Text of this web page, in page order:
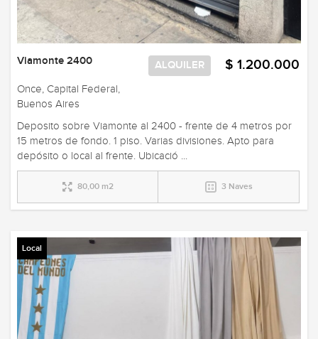
$ 1.200.000
ALQUILER
Viamonte 2400
Once, Capital Federal,
Buenos Aires
Deposito sobre Viamonte al 2400 - frente de 4 metros por
15 metros de fondo. 1 piso. Varias divisiones. Apto para
depósito o local al frente. Ubicació ...
80,00 m2 3 Naves
Local